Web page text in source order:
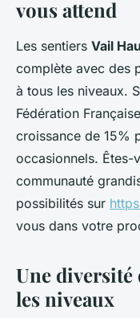
vous attend
Les sentiers Vail
complète avec des
à tous les niveaux.
Fédération
croissance de 15%
occasionnels. Êtes-
communauté
possibilités sur
vous dans votre
Une
les niveaux